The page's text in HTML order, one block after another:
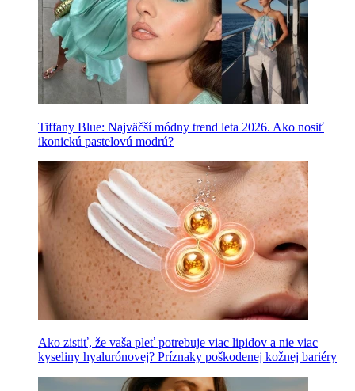
Tiffany Blue: Najväčší módny trend leta 2026. Ako nosiť
ikonickú pastelovú modrú?
Ako zistiť, že vaša pleť potrebuje viac lipidov a nie viac
kyseliny hyalurónovej? Príznaky poškodenej kožnej bariéry